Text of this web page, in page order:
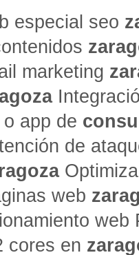
especial seo
marketing
app de
de
web
web
cores en